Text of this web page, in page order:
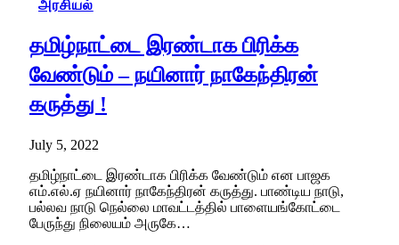
அரசியல்
தமிழ்நாட்டை இரண்டாக பிரிக்க
வேண்டும் – நயினார் நாகேந்திரன்
கருத்து !
July 5, 2022
தமிழ்நாட்டை இரண்டாக பிரிக்க வேண்டும் என பாஜக
எம்.எல்.ஏ நயினார் நாகேந்திரன் கருத்து. பாண்டிய நாடு,
பல்லவ நாடு நெல்லை மாவட்டத்தில் பாளையங்கோட்டை
பேருந்து நிலையம் அருகே…